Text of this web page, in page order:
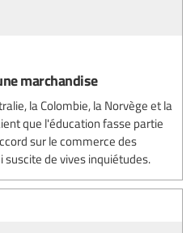
marchandise
la Colombie, la Norvège et la
que l'éducation fasse partie
sur le commerce des
de vives inquiétudes.